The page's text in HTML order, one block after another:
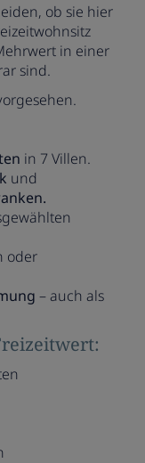
ob sie hier
in einer
sind.
in 7 Villen.
und
oder
– auch als